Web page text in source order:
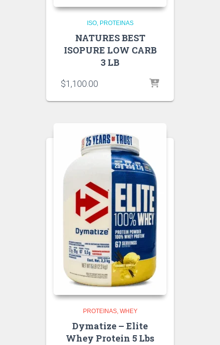
ISO PROTEINAS
NATURES BEST
ISOPURE LOW CARB
3 LB
$1,100.00
PROTEINAS WHEY
Dymatize – Elite
Whey Protein 5 Lbs